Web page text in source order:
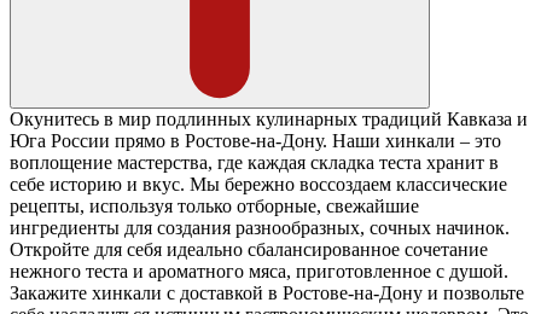
Окунитесь в мир подлинных кулинарных традиций Кавказа и
Юга России прямо в Ростове-на-Дону. Наши хинкали – это
воплощение мастерства, где каждая складка теста хранит в
себе историю и вкус. Мы бережно воссоздаем классические
рецепты, используя только отборные, свежайшие
ингредиенты для создания разнообразных, сочных начинок.
Откройте для себя идеально сбалансированное сочетание
нежного теста и ароматного мяса, приготовленное с душой.
Закажите хинкали с доставкой в Ростове-на-Дону и позвольте